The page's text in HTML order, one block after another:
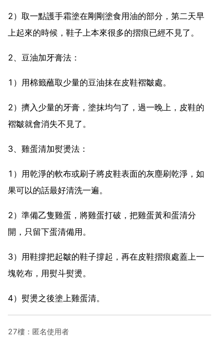
2）取一點護手霜塗在剛剛塗食用油的部分，第二天早
上起來的時候，鞋子上本來很多的摺痕已經不見了。
2、豆油加牙膏法：
1）用棉籤蘸取少量的豆油抹在皮鞋褶皺處。
2）擠入少量的牙膏，塗抹均勻了，過一晚上，皮鞋的
褶皺就會消失不見了。
3、雞蛋清加熨燙法：
1）用乾淨的軟布或刷子將皮鞋表面的灰塵刷乾淨，如
果可以的話最好清洗一遍。
2）準備乙隻雞蛋，將雞蛋打破，把雞蛋黃和蛋清分
開，只留下蛋清備用。
3）用鞋撐把起皺的鞋子撐起，再在皮鞋摺痕處蓋上一
塊乾布，用熨斗熨燙。
4）熨燙之後塗上雞蛋清。
27樓：匿名使用者